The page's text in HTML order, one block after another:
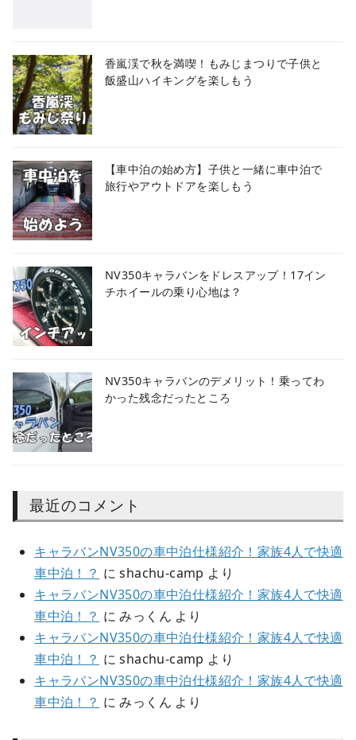
香嵐渓で秋を満喫！もみじまつりで子供と
飯盛山ハイキングを楽しもう
【車中泊の始め方】子供と一緒に車中泊で
旅行やアウトドアを楽しもう
NV350キャラバンをドレスアップ！17イン
チホイールの乗り心地は？
NV350キャラバンのデメリット！乗ってわ
かった残念だったところ
最近のコメント
キャラバンNV350の車中泊仕様紹介！家族4人で快適
車中泊！？ にshachu-camp より
キャラバンNV350の車中泊仕様紹介！家族4人で快適
車中泊！？ にみっくん より
キャラバンNV350の車中泊仕様紹介！家族4人で快適
車中泊！？ にshachu-camp より
キャラバンNV350の車中泊仕様紹介！家族4人で快適
車中泊！？ にみっくん より